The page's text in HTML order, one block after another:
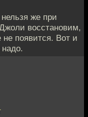
же при
восстановим,
появится. Вот и